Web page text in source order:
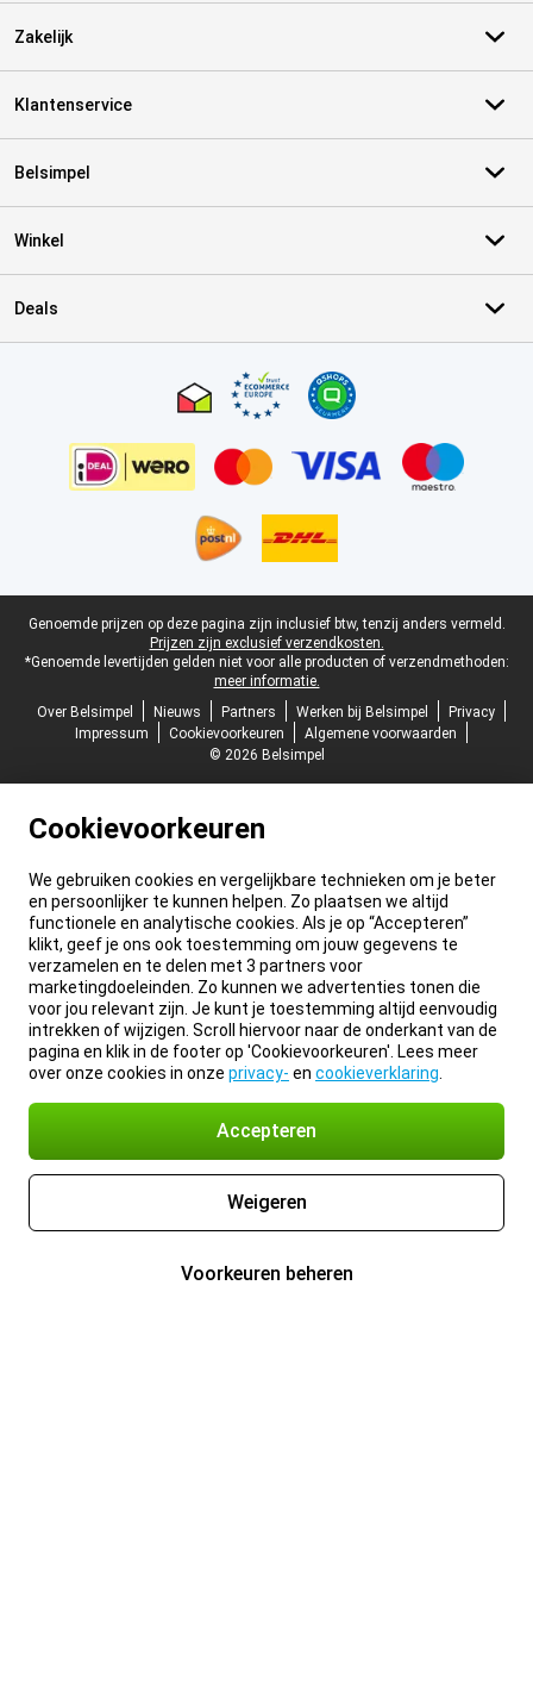
Zakelijk
Klantenservice
Belsimpel
Winkel
Deals
Juridische voettekst
Genoemde prijzen op deze pagina zijn inclusief btw, tenzij anders vermeld.
Prijzen zijn exclusief verzendkosten.
*Genoemde levertijden gelden niet voor alle producten of verzendmethoden:
meer informatie.
Over Belsimpel
Nieuws Partners Werken bij Belsimpel
Privacy
Impressum
Cookievoorkeuren
Algemene voorwaarden
© 2026 Belsimpel
Cookievoorkeuren
We gebruiken cookies en vergelijkbare technieken om je beter
en persoonlijker te kunnen helpen. Zo plaatsen we altijd
functionele en analytische cookies. Als je op “Accepteren”
klikt, geef je ons ook toestemming om jouw gegevens te
verzamelen en te delen met 3 partners voor
marketingdoeleinden. Zo kunnen we advertenties tonen die
voor jou relevant zijn. Je kunt je toestemming altijd eenvoudig
intrekken of wijzigen. Scroll hiervoor naar de onderkant van de
pagina en klik in de footer op 'Cookievoorkeuren'. Lees meer
over onze cookies in onze privacy- en cookieverklaring
Accepteren
Weigeren
Voorkeuren beheren